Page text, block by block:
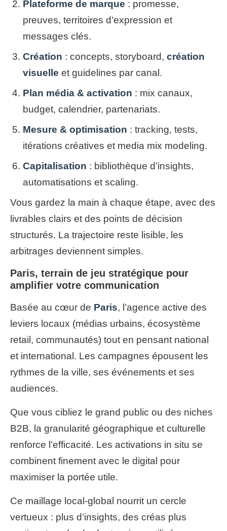
Plateforme de marque : promesse,
preuves, territoires d’expression et
messages clés.
Création : concepts, storyboard, création
visuelle et guidelines par canal.
Plan média & activation : mix canaux,
budget, calendrier, partenariats.
Mesure & optimisation : tracking, tests,
itérations créatives et media mix modeling.
Capitalisation : bibliothèque d’insights,
automatisations et scaling.
Vous gardez la main à chaque étape, avec des
livrables clairs et des points de décision
structurés. La trajectoire reste lisible, les
arbitrages deviennent simples.
Paris, terrain de jeu stratégique pour
amplifier votre communication
Basée au cœur de Paris, l’agence active des
leviers locaux (médias urbains, écosystème
retail, communautés) tout en pensant national
et international. Les campagnes épousent les
rythmes de la ville, ses événements et ses
audiences.
Que vous cibliez le grand public ou des niches
B2B, la granularité géographique et culturelle
renforce l’efficacité. Les activations in situ se
combinent finement avec le digital pour
maximiser la portée utile.
Ce maillage local‑global nourrit un cercle
vertueux : plus d’insights, des créas plus